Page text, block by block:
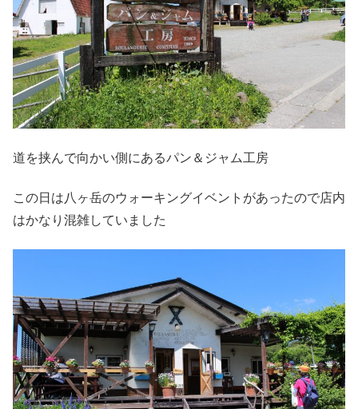
道を挟んで向かい側にあるパン＆ジャム工房
この日は八ヶ岳のウォーキングイベントがあったので店内
はかなり混雑していました